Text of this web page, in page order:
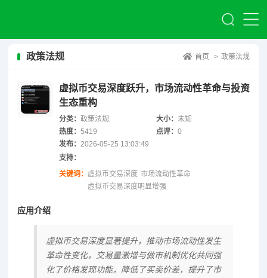
政策法规 首页 > 政策法规
虚拟币交易深度跃升，市场流动性革命与投资
生态重构
分类： 政策法规 大小：未知
热度： 5419 点评：0
发布： 2026-05-25 13:03:49
支持：
关键词： 虚拟币交易深度 市场流动性革命
虚拟币交易深度明显增强
应用介绍
虚拟币交易深度显著提升，推动市场流动性发生
革命性变化，交易量激增与做市机制优化共同强
化了价格发现功能，降低了买卖价差，提升了市